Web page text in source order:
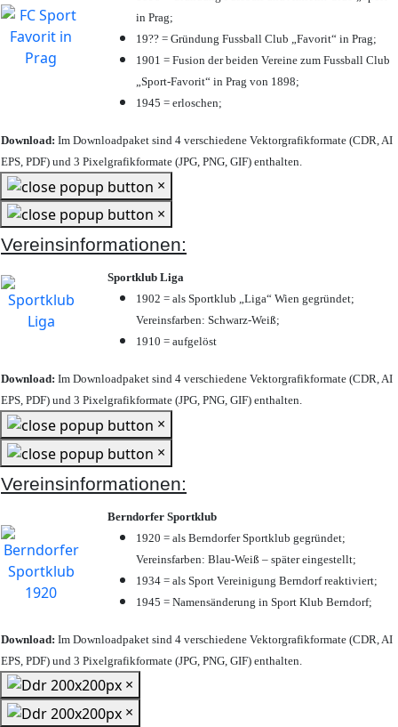
in Prag;
19?? = Gründung Fussball Club „Favorit“ in Prag;
1901 = Fusion der beiden Vereine zum Fussball Club
„Sport-Favorit“ in Prag von 1898;
1945 = erloschen;
Download: Im Downloadpaket sind 4 verschiedene Vektorgrafikformate (CDR, AI
EPS, PDF) und 3 Pixelgrafikformate (JPG, PNG, GIF) enthalten.
×
×
Vereinsinformationen:
Sportklub Liga
1902 = als Sportklub „Liga“ Wien gegründet;
Vereinsfarben: Schwarz-Weiß;
1910 = aufgelöst
Download: Im Downloadpaket sind 4 verschiedene Vektorgrafikformate (CDR, AI
EPS, PDF) und 3 Pixelgrafikformate (JPG, PNG, GIF) enthalten.
×
×
Vereinsinformationen:
Berndorfer Sportklub
1920 = als Berndorfer Sportklub gegründet;
Vereinsfarben: Blau-Weiß – später eingestellt;
1934 = als Sport Vereinigung Berndorf reaktiviert;
1945 = Namensänderung in Sport Klub Berndorf;
Download: Im Downloadpaket sind 4 verschiedene Vektorgrafikformate (CDR, AI
EPS, PDF) und 3 Pixelgrafikformate (JPG, PNG, GIF) enthalten.
×
×